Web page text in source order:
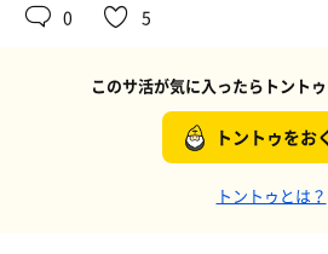
0 5
このサ活が気に入ったらトント
トントゥをお
トントゥとは？